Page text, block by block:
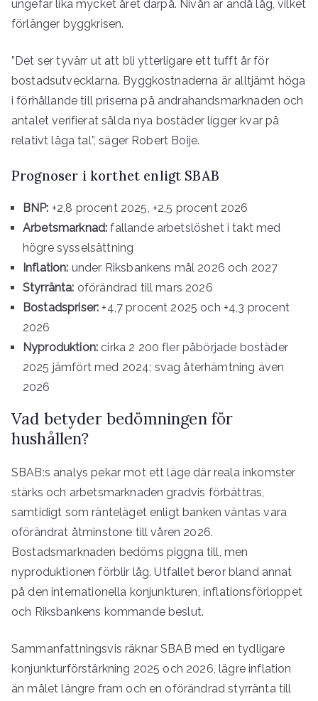
ungefär lika mycket året därpå. Nivån är ändå låg, vilket
förlänger byggkrisen.
”Det ser tyvärr ut att bli ytterligare ett tufft år för
bostadsutvecklarna. Byggkostnaderna är alltjämt höga
i förhållande till priserna på andrahandsmarknaden och
antalet verifierat sålda nya bostäder ligger kvar på
relativt låga tal”, säger Robert Boije.
Prognoser i korthet enligt SBAB
BNP: +2,8 procent 2025, +2,5 procent 2026
Arbetsmarknad: fallande arbetslöshet i takt med
högre sysselsättning
Inflation: under Riksbankens mål 2026 och 2027
Styrränta: oförändrad till mars 2026
Bostadspriser: +4,7 procent 2025 och +4,3 procent
2026
Nyproduktion: cirka 2 200 fler påbörjade bostäder
2025 jämfört med 2024; svag återhämtning även
2026
Vad betyder bedömningen för
hushållen?
SBAB:s analys pekar mot ett läge där reala inkomster
stärks och arbetsmarknaden gradvis förbättras,
samtidigt som ränteläget enligt banken väntas vara
oförändrat åtminstone till våren 2026.
Bostadsmarknaden bedöms piggna till, men
nyproduktionen förblir låg. Utfallet beror bland annat
på den internationella konjunkturen, inflationsförloppet
och Riksbankens kommande beslut.
Sammanfattningsvis räknar SBAB med en tydligare
konjunkturförstärkning 2025 och 2026, lägre inflation
än målet längre fram och en oförändrad styrränta till